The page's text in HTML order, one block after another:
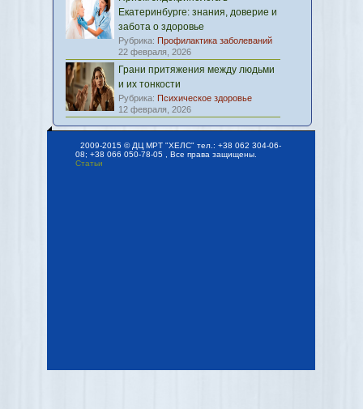
Екатеринбурге: знания, доверие и
забота о здоровье
Рубрика: Профилактика заболеваний
22 февраля, 2026
Грани притяжения между людьми
и их тонкости
Рубрика: Психическое здоровье
12 февраля, 2026
2009-2015 © ДЦ МРТ "ХЕЛС" тел.: +38 062 304-06-
08; +38 066 050-78-05 , Все права защищены.
Статьи